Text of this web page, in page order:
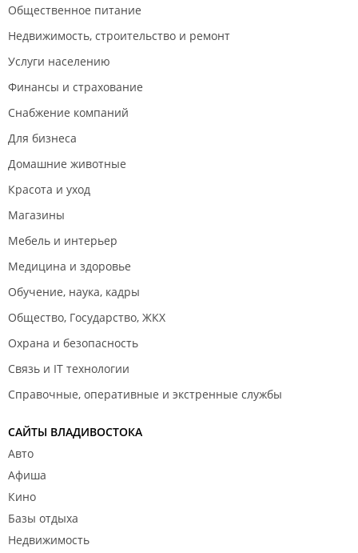
Общественное питание
Недвижимость, строительство и ремонт
Услуги населению
Финансы и страхование
Снабжение компаний
Для бизнеса
Домашние животные
Красота и уход
Магазины
Мебель и интерьер
Медицина и здоровье
Обучение, наука, кадры
Общество, Государство, ЖКХ
Охрана и безопасность
Связь и IT технологии
Справочные, оперативные и экстренные службы
САЙТЫ ВЛАДИВОСТОКА
Авто
Афиша
Кино
Базы отдыха
Недвижимость